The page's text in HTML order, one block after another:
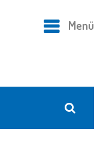
Menü